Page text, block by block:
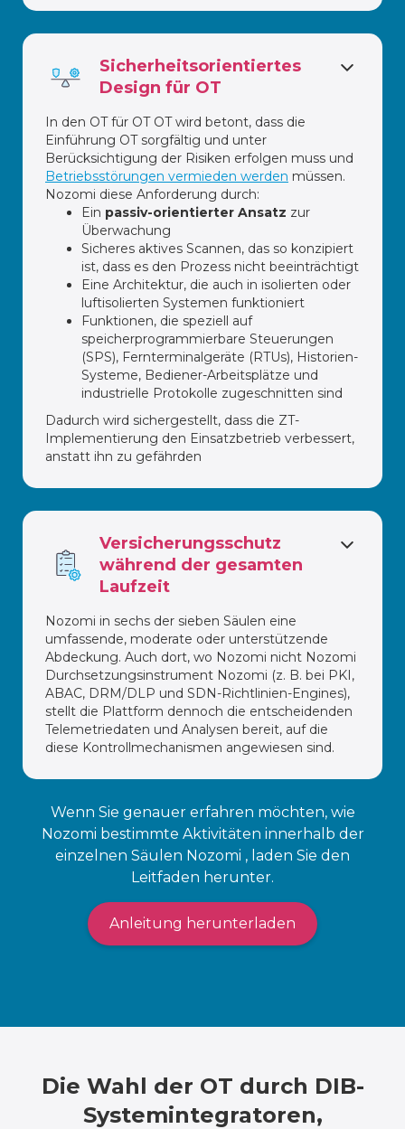
Sicherheitsorientiertes
Design für OT
In den OT für OT OT wird betont, dass die
Einführung OT sorgfältig und unter
Berücksichtigung der Risiken erfolgen muss und
Betriebsstörungen vermieden werden müssen.
Nozomi diese Anforderung durch:
Ein passiv-orientierter Ansatz zur
Überwachung
Sicheres aktives Scannen, das so konzipiert
ist, dass es den Prozess nicht beeinträchtigt
Eine Architektur, die auch in isolierten oder
luftisolierten Systemen funktioniert
Funktionen, die speziell auf
speicherprogrammierbare Steuerungen
(SPS), Fernterminalgeräte (RTUs), Historien-
Systeme, Bediener-Arbeitsplätze und
industrielle Protokolle zugeschnitten sind
Dadurch wird sichergestellt, dass die ZT-
Implementierung den Einsatzbetrieb verbessert,
anstatt ihn zu gefährden
Versicherungsschutz
während der gesamten
Laufzeit
Nozomi in sechs der sieben Säulen eine
umfassende, moderate oder unterstützende
Abdeckung. Auch dort, wo Nozomi nicht Nozomi
Durchsetzungsinstrument Nozomi (z. B. bei PKI,
ABAC, DRM/DLP und SDN-Richtlinien-Engines),
stellt die Plattform dennoch die entscheidenden
Telemetriedaten und Analysen bereit, auf die
diese Kontrollmechanismen angewiesen sind.
Wenn Sie genauer erfahren möchten, wie
Nozomi bestimmte Aktivitäten innerhalb der
einzelnen Säulen Nozomi , laden Sie den
Leitfaden herunter.
Anleitung herunterladen
Die Wahl der OT durch DIB-
Systemintegratoren,